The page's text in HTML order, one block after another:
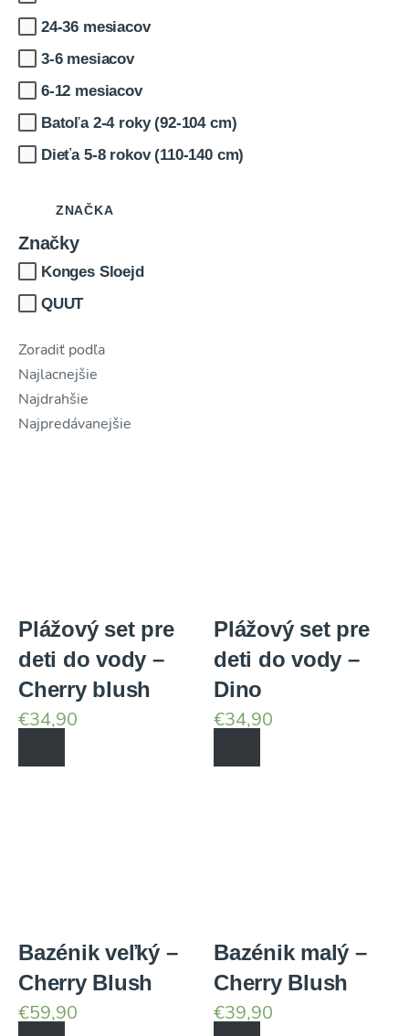
24-36 mesiacov
3-6 mesiacov
6-12 mesiacov
Batoľa 2-4 roky (92-104 cm)
Dieťa 5-8 rokov (110-140 cm)
ZNAČKA
Značky
Konges Sloejd
QUUT
Zoradiť podľa
Najlacnejšie
Najdrahšie
Najpredávanejšie
Plážový set pre
deti do vody –
Cherry blush
€34,90
Plážový set pre
deti do vody –
Dino
€34,90
Bazénik veľký –
Cherry Blush
€59,90
Bazénik malý –
Cherry Blush
€39,90
MALÝ DARČEK
Získajte kupón na 3% zľavu pri prvom nákupe nad
Stačí nám nechať váš e-mail, kde vám zašleme kupón.
Váš e-mail
PREDCHÁDZAJÚCI